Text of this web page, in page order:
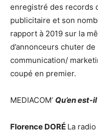
enregistré des records
publicitaire et son
rapport à 2019 sur la
d’annonceurs chuter
communication/
coupé en premier.
MEDIACOM’ Qu’en est-
Florence DORÉ La